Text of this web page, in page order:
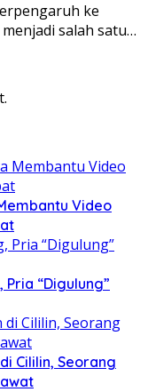
ke
salah satu…
Video
“Digulung”
Cililin, Seorang